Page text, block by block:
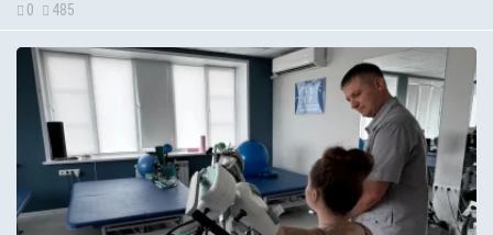
0 485